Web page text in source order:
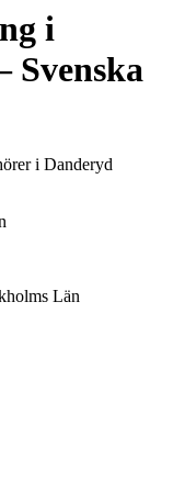
i
Svenska
i Danderyd
Län